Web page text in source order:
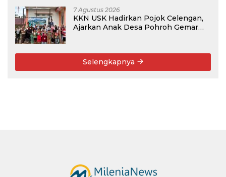
7 Agustus 2026
KKN USK Hadirkan Pojok Celengan,
Ajarkan Anak Desa Pohroh Gemar
Selengkapnya